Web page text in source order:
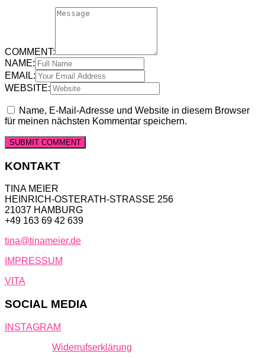
COMMENT:
NAME:
EMAIL:
WEBSITE:
Name, E-Mail-Adresse und Website in diesem Browser
für meinen nächsten Kommentar speichern.
KONTAKT
TINA MEIER
HEINRICH-OSTERATH-STRASSE 256
21037 HAMBURG
+49 163 69 42 639
tina@tinameier.de
IMPRESSUM
VITA
SOCIAL MEDIA
INSTAGRAM
Widerrufserklärung